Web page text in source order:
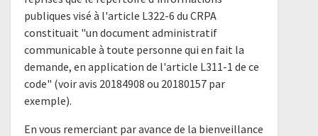
publiques visé à l'article L322-6 du CRPA
constituait "un document administratif
communicable à toute personne qui en fait la
demande, en application de l'article L311-1 de ce
code" (voir avis 20184908 ou 20180157 par
exemple).
En vous remerciant par avance de la bienveillance